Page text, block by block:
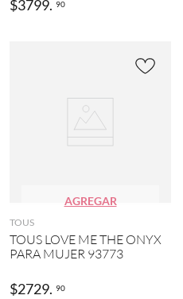
$3799. 90
AGREGAR
TOUS
TOUS LOVE ME THE ONYX
PARA MUJER 93773
$2729. 90